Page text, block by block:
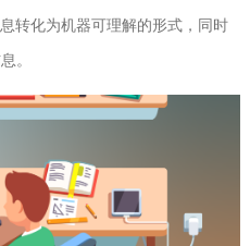
转化为机器可理解的形式，同时
。